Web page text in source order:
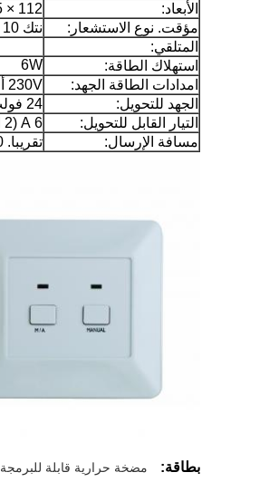
الأبعاد:
112 × 75 × 45 مم
مؤقت. نوع الاستشعار:
نتك 10 كيلوواط ± 1٪ عند 25 درجة مئوية
المتلقي:
استهلاك الطاقة:
6W
امدادات الطاقة الجهد:
230V أس، 50Hz
الجهد للتحويل:
24 فولت تيار مستمر / تيار مستمر، ... 250 فولت تيار متناوب؛ 50 هرتز
التيار القابل للتحويل:
6 A (2 الحمل الاستقرائي)
مسافة الإرسال:
تقريبا. 50 م في التضاريس المفتوحة
بطاقة: مضخة حرارية قابلة للبرمجة